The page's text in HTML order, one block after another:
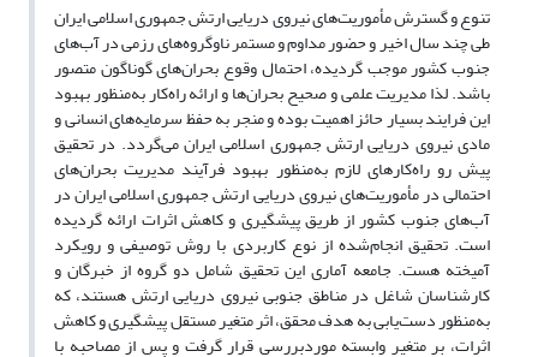
تنوع و گسترش مأموریت‌های نیروی دریایی ارتش جمهوری اسلامی ایران
طی چند سال اخیر و حضور مداوم و مستمر ناوگروه‌های رزمی در آب‌های
جنوب کشور موجب گردیده، احتمال وقوع بحران‌های گوناگون متصور
باشد. لذا مدیریت علمی و صحیح بحران‌ها و ارائه راه‌کار به‌منظور بهبود
این فرایند بسیار حائز اهمیت بوده و منجر به حفظ سرمایه‌های انسانی و
مادی نیروی دریایی ارتش جمهوری اسلامی ایران می‌گردد. در تحقیق
پیش رو راه‌کارهای لازم به‌منظور بهبود فرآیند مدیریت بحران‌های
احتمالی در مأموریت‌های نیروی دریایی ارتش جمهوری اسلامی ایران در
آب‌های جنوب کشور از طریق پیشگیری و کاهش اثرات ارائه گردیده
است. تحقیق انجام‌شده از نوع کاربردی با روش توصیفی و رویکرد
آمیخته هست. جامعه آماری این تحقیق شامل دو گروه از خبرگان و
کارشناسان شاغل در مناطق جنوبی نیروی دریایی ارتش هستند، که
به‌منظور دست‌یابی به هدف محقق، اثر متغیر مستقل پیشگیری و کاهش
اثرات، بر متغیر وابسته موردبررسی قرار گرفت و پس از مصاحبه با